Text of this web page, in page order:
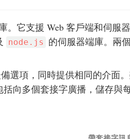
。它支援 Web 客戶端和伺服
node.js
的伺服器端庫。兩
選項，同時提供相同的介面
向多個套接字廣播，儲存與